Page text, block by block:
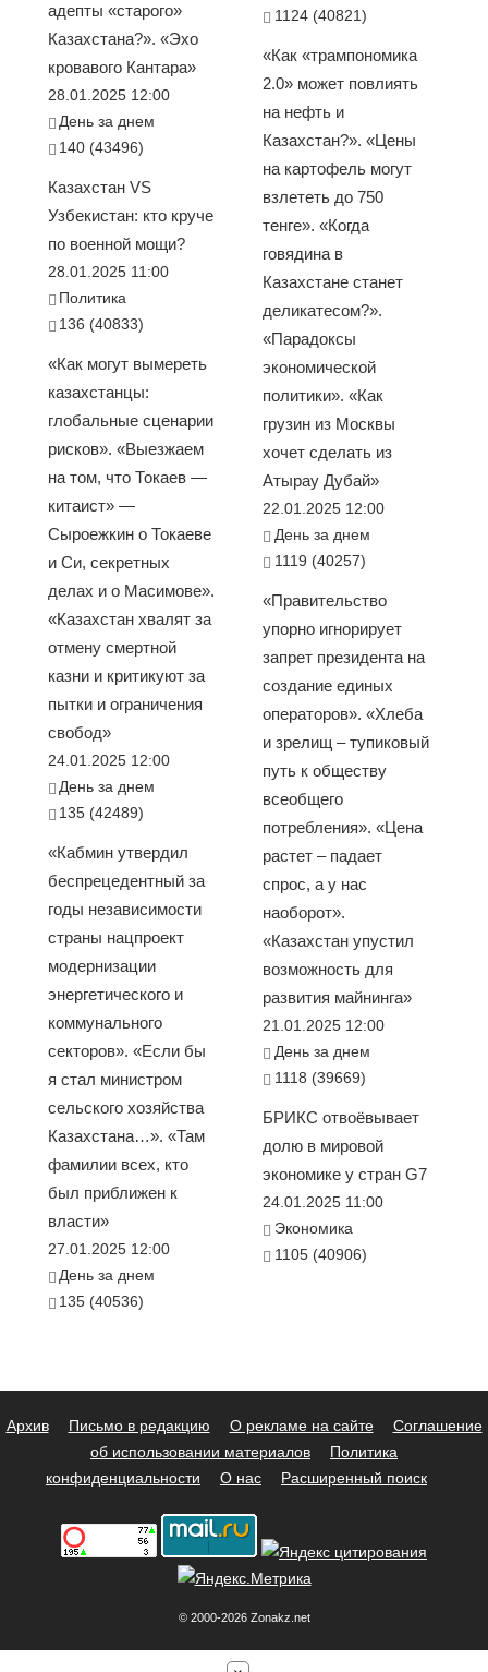
адепты «старого»
Казахстана?». «Эхо
кровавого Кантара»
28.01.2025 12:00
День за днем
140 (43496)
Казахстан VS
Узбекистан: кто круче
по военной мощи?
28.01.2025 11:00
Политика
136 (40833)
«Как могут вымереть
казахстанцы:
глобальные сценарии
рисков». «Выезжаем
на том, что Токаев —
китаист» —
Сыроежкин о Токаеве
и Си, секретных
делах и о Масимове».
«Казахстан хвалят за
отмену смертной
казни и критикуют за
пытки и ограничения
свобод»
24.01.2025 12:00
День за днем
135 (42489)
«Кабмин утвердил
беспрецедентный за
годы независимости
страны нацпроект
модернизации
энергетического и
коммунального
секторов». «Если бы
я стал министром
сельского хозяйства
Казахстана…». «Там
фамилии всех, кто
был приближен к
власти»
27.01.2025 12:00
День за днем
135 (40536)
1124 (40821)
«Как «трампономика
2.0» может повлиять
на нефть и
Казахстан?». «Цены
на картофель могут
взлететь до 750
тенге». «Когда
говядина в
Казахстане станет
деликатесом?».
«Парадоксы
экономической
политики». «Как
грузин из Москвы
хочет сделать из
Атырау Дубай»
22.01.2025 12:00
День за днем
1119 (40257)
«Правительство
упорно игнорирует
запрет президента на
создание единых
операторов». «Хлеба
и зрелищ – тупиковый
путь к обществу
всеобщего
потребления». «Цена
растет – падает
спрос, а у нас
наоборот».
«Казахстан упустил
возможность для
развития майнинга»
21.01.2025 12:00
День за днем
1118 (39669)
БРИКС отвоёвывает
долю в мировой
экономике у стран G7
24.01.2025 11:00
Экономика
1105 (40906)
Архив Письмо в редакцию О рекламе на сайте
Соглашение
об использовании материалов
Политика
конфиденциальности
О нас Расширенный поиск
© 2000-2026 Zonakz.net